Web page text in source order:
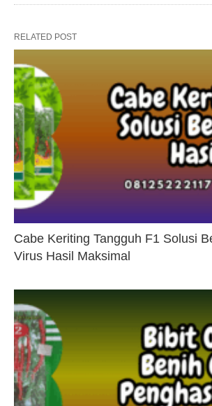
RELATED POST
Cabe Keriting Tangguh F1 Solusi
Virus Hasil Maksimal